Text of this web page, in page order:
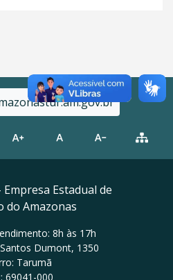
Estadual de
do Amazonas
8h às 17h
Dumont, 1350
Tarumã
69041-000